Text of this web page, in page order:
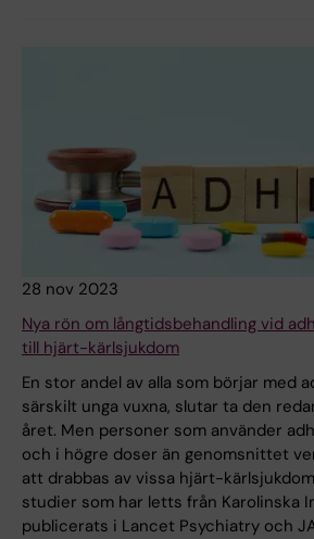
28 nov 2023
Nya rön om långtidsbehandling vid
till hjärt-kärlsjukdom
En stor andel av alla som börjar med
särskilt unga vuxna, slutar ta den
året. Men personer som använder
och i högre doser än genomsnittet
att drabbas av vissa hjärt-
studier som har letts från Karolinska
publicerats i Lancet Psychiatry och